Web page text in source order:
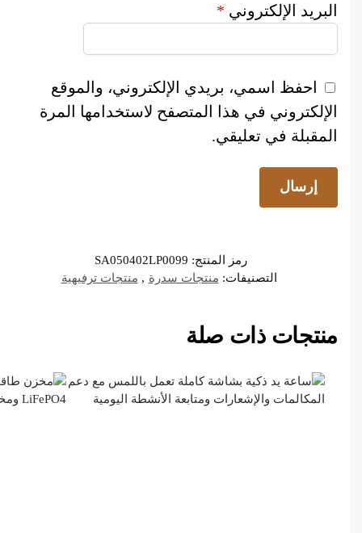
البريد الإلكتروني *
احفظ اسمي، بريدي الإلكتروني، والموقع
الإلكتروني في هذا المتصفح لاستخدامها المرة
المقبلة في تعليقي.
رمز المنتج: SA050402LP0099
التصنيفات: منتجات سدرة , منتجات ترفيهية
منتجات ذات صلة